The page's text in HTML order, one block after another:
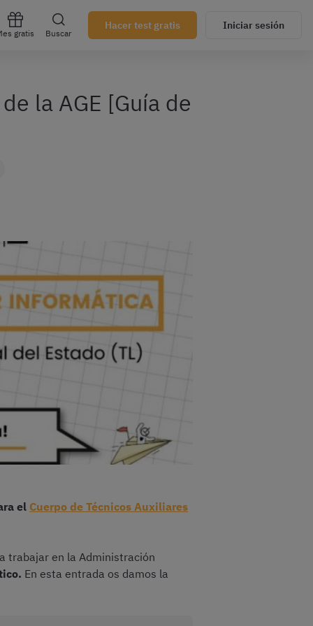
gratis Buscar
Hacer test gratis Iniciar sesión
la AGE [Guía de
el Cuerpo de Técnicos Auxiliares
trabajar en la Administración
En esta entrada os damos la